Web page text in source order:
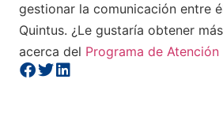
gestionar la comunicación entre
Quintus. ¿Le gustaría obtener
acerca del Programa de Atención